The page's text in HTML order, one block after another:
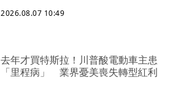
2026.08.07 10:49
去年才買特斯拉！川普酸電動車主患
「里程病」 業界憂美喪失轉型紅利